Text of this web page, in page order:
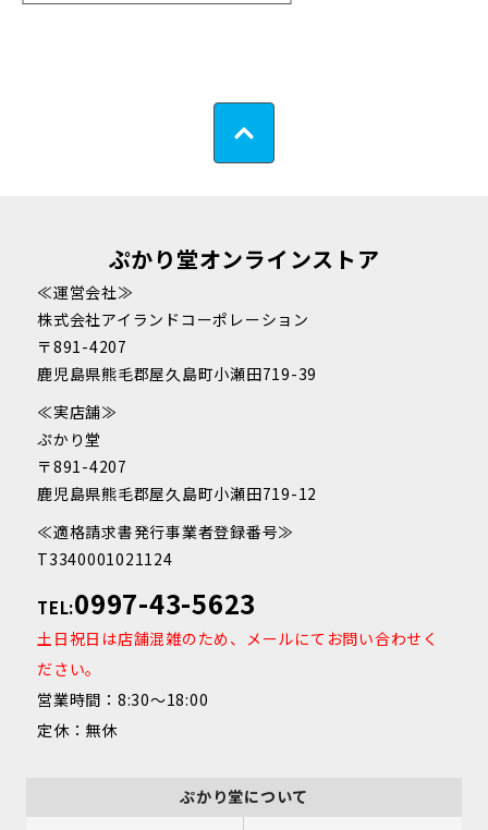
ぷかり堂オンラインストア
≪運営会社≫
株式会社アイランドコーポレーション
〒891-4207
鹿児島県熊毛郡屋久島町小瀬田719-39
≪実店舗≫
ぷかり堂
〒891-4207
鹿児島県熊毛郡屋久島町小瀬田719-12
≪適格請求書発行事業者登録番号≫
T3340001021124
TEL:0997-43-5623
土日祝日は店舗混雑のため、メールにてお問い合わせく
ださい。
営業時間：8:30～18:00
定休：無休
ぷかり堂について